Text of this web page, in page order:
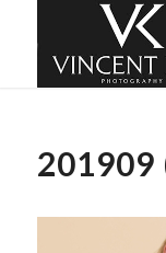
201909